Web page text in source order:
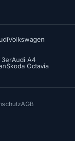
Volkswagen
3erAudi A4
Skoda Octavia
AGB